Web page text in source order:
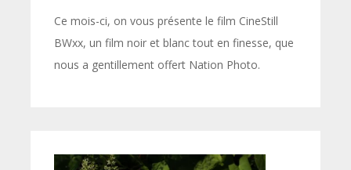
Ce mois-ci, on vous présente le film CineStill
BWxx, un film noir et blanc tout en finesse, que
nous a gentillement offert Nation Photo.